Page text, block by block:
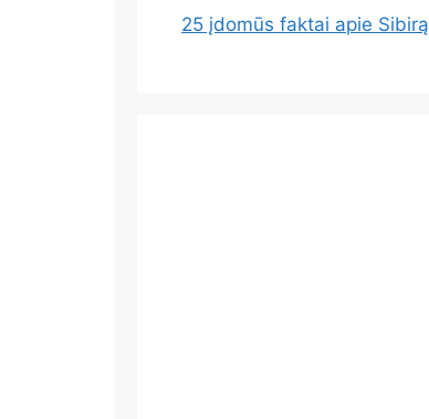
25 įdomūs faktai apie Sibirą